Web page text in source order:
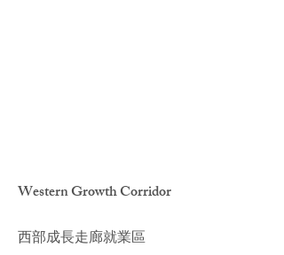
Western Growth Corridor
西部成長走廊就業區